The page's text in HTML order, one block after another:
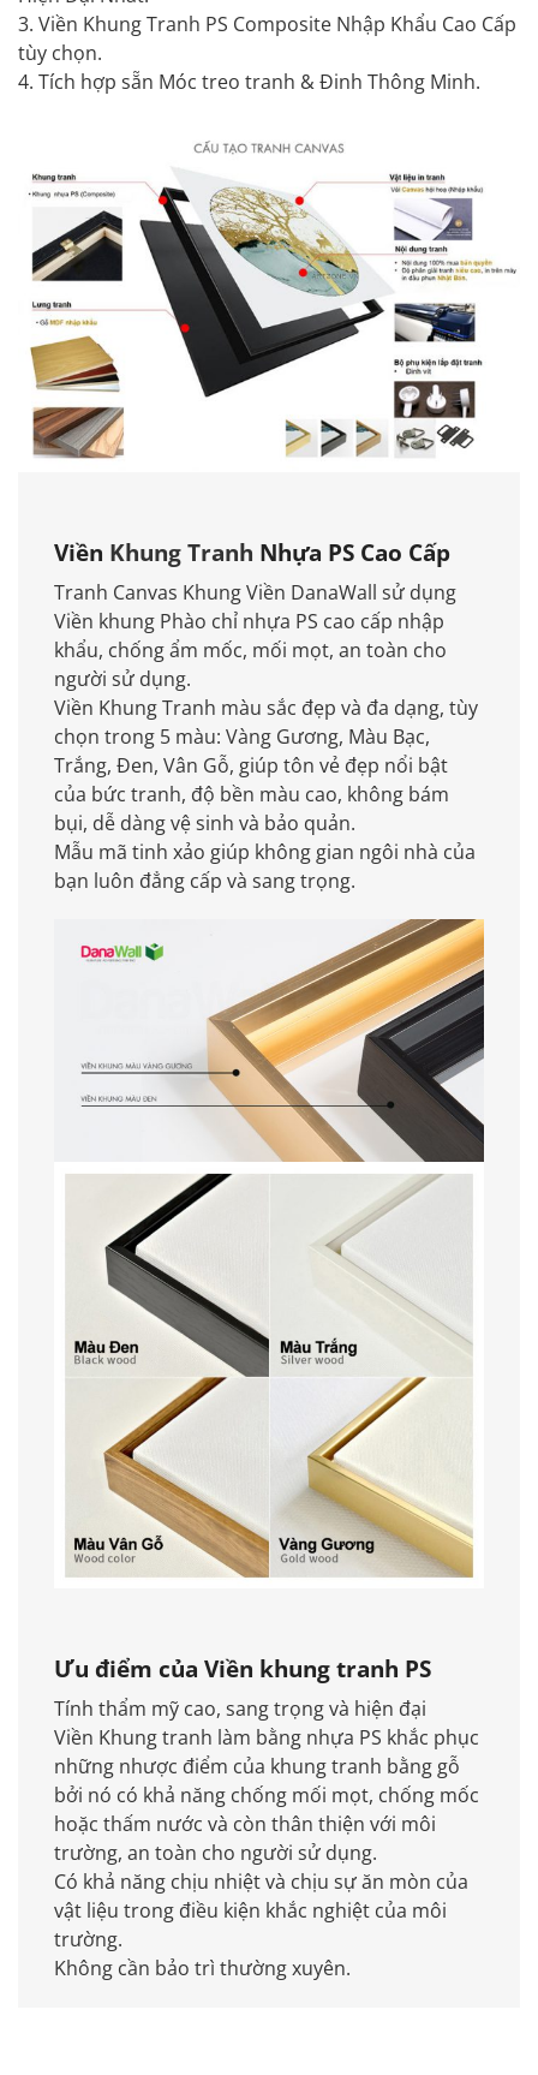
3. Viền Khung Tranh PS Composite Nhập Khẩu Cao Cấp
tùy chọn.
4. Tích hợp sẵn Móc treo tranh & Đinh Thông Minh.
Viền Khung Tranh Nhựa PS Cao Cấp
Tranh Canvas Khung Viền DanaWall sử dụng
Viền khung Phào chỉ nhựa PS cao cấp nhập
khẩu, chống ẩm mốc, mối mọt, an toàn cho
người sử dụng.
Viền Khung Tranh màu sắc đẹp và đa dạng, tùy
chọn trong 5 màu: Vàng Gương, Màu Bạc,
Trắng, Đen, Vân Gỗ, giúp tôn vẻ đẹp nổi bật
của bức tranh, độ bền màu cao, không bám
bụi, dễ dàng vệ sinh và bảo quản.
Mẫu mã tinh xảo giúp không gian ngôi nhà của
bạn luôn đẳng cấp và sang trọng.
Ưu điểm của Viền khung tranh PS
Tính thẩm mỹ cao, sang trọng và hiện đại
Viền Khung tranh làm bằng nhựa PS khắc phục
những nhược điểm của khung tranh bằng gỗ
bởi nó có khả năng chống mối mọt, chống mốc
hoặc thấm nước và còn thân thiện với môi
trường, an toàn cho người sử dụng.
Có khả năng chịu nhiệt và chịu sự ăn mòn của
vật liệu trong điều kiện khắc nghiệt của môi
trường.
Không cần bảo trì thường xuyên.